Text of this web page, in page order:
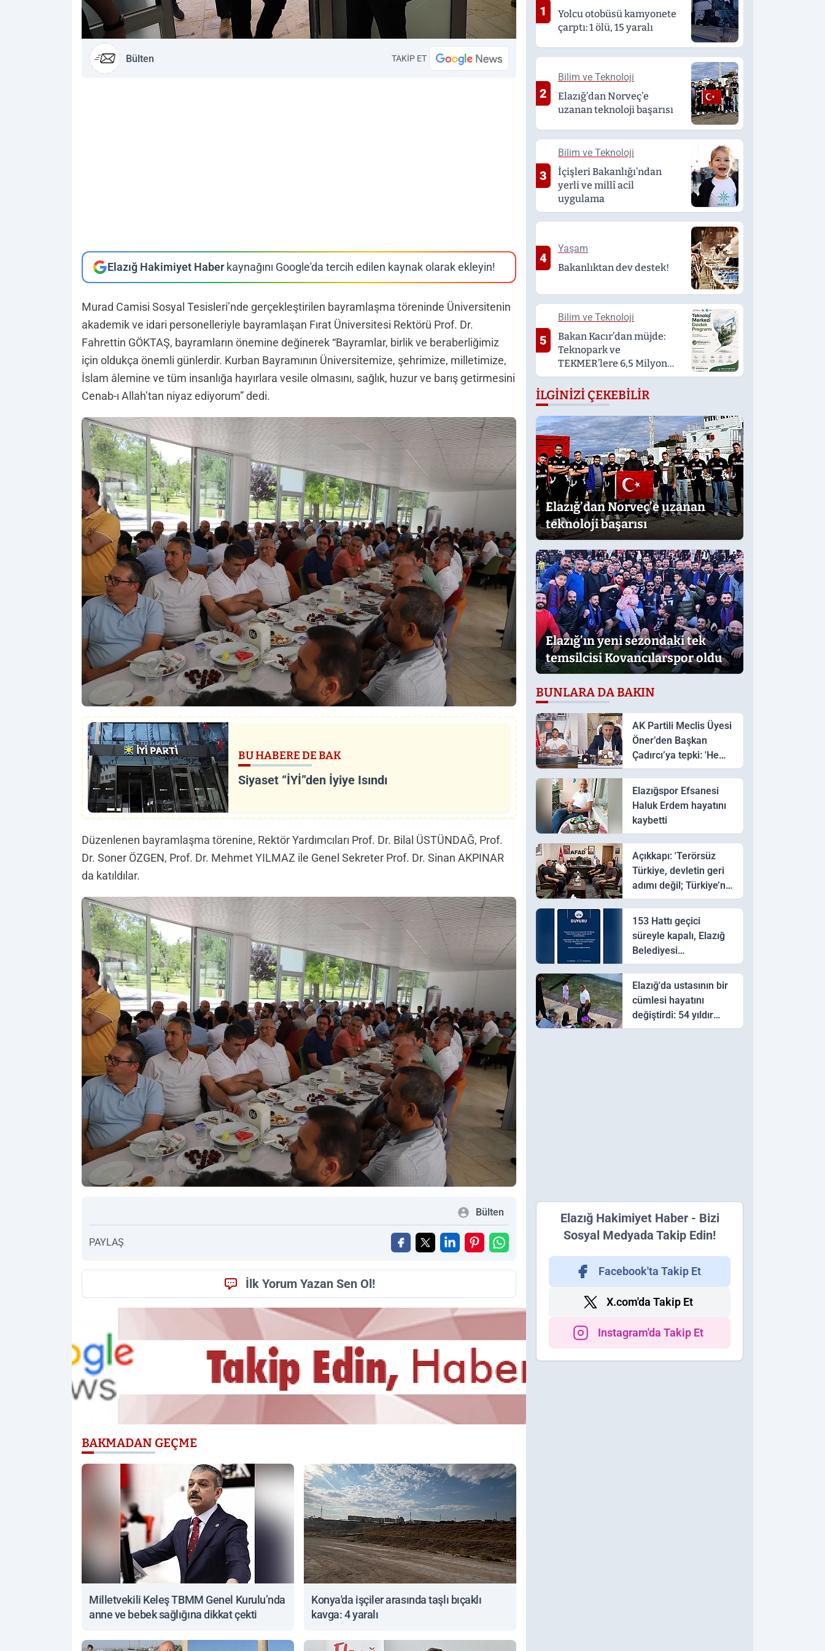
Bülten TAKİP ET
Elazığ Hakimiyet Haberkaynağını Google'da tercih edilen kaynak olarak ekleyin!
Murad Camisi Sosyal Tesisleri’nde gerçekleştirilen bayramlaşma töreninde Üniversitenin
akademik ve idari personelleriyle bayramlaşan Fırat Üniversitesi Rektörü Prof. Dr.
Fahrettin GÖKTAŞ, bayramların önemine değinerek “Bayramlar, birlik ve beraberliğimiz
için oldukça önemli günlerdir. Kurban Bayramının Üniversitemize, şehrimize, milletimize,
İslam âlemine ve tüm insanlığa hayırlara vesile olmasını, sağlık, huzur ve barış getirmesini
Cenab-ı Allah’tan niyaz ediyorum” dedi.
BU HABERE DE BAK
Siyaset “İYİ”den İyiye Isındı
Düzenlenen bayramlaşma törenine, Rektör Yardımcıları Prof. Dr. Bilal ÜSTÜNDAĞ, Prof.
Dr. Soner ÖZGEN, Prof. Dr. Mehmet YILMAZ ile Genel Sekreter Prof. Dr. Sinan AKPINAR
da katıldılar.
Bülten
PAYLAŞ
İlk Yorum Yazan Sen Ol!
BAKMADAN GEÇME
Milletvekili Keleş TBMM Genel Kurulu’nda
anne ve bebek sağlığına dikkat çekti
Konya'da işçiler arasında taşlı bıçaklı
kavga: 4 yaralı
1
Yolcu otobüsü kamyonete
çarptı: 1 ölü, 15 yaralı
2
Bilim ve Teknoloji
Elazığ’dan Norveç’e
uzanan teknoloji başarısı
3
Bilim ve Teknoloji
İçişleri Bakanlığı’ndan
yerli ve millî acil
uygulama
4
Yaşam
Bakanlıktan dev destek!
5
Bilim ve Teknoloji
Bakan Kacır’dan müjde:
Teknopark ve
TEKMER’lere 6,5 Milyon
TL’lik hızlandırma desteği
İLGINIZI ÇEKEBILIR
Elazığ’dan Norveç’e uzanan
teknoloji başarısı
Elazığ’ın yeni sezondaki tek
temsilcisi Kovancılarspor oldu
BUNLARA DA BAKIN
AK Partili Meclis Üyesi
Öner’den Başkan
Çadırcı’ya tepki: 'Hem
borç hem de faiz var'
Elazığspor Efsanesi
Haluk Erdem hayatını
kaybetti
Açıkkapı: 'Terörsüz
Türkiye, devletin geri
adımı değil; Türkiye’nin
daha güçlü yarınlara
yürüyüşüdür'
153 Hattı geçici
süreyle kapalı, Elazığ
Belediyesi
Vatandaşları 185’e
yönlendirdi
Elazığ'da ustasının bir
cümlesi hayatını
değiştirdi: 54 yıldır
halay çekiyor
Elazığ Hakimiyet Haber - Bizi
Sosyal Medyada Takip Edin!
Facebook'ta Takip Et
X.com'da Takip Et
Instagram'da Takip Et